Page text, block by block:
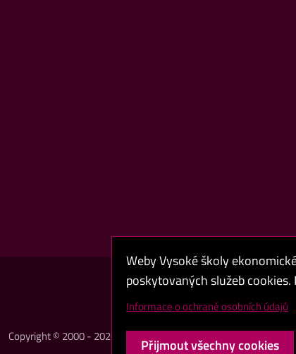
Cookies a ochrana
Copyright © 2000 - 2026 Vysoká škola ekonomická v Praze
Weby Vysoké školy
poskytovaných služeb
Informace o ochraně osobních údajů
Přijmout všechny cookies